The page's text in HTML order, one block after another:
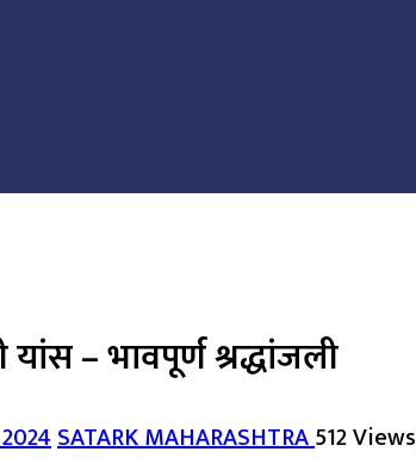
– भावपूर्ण श्रद्धांजली
SATARK MAHARASHTRA512 Views